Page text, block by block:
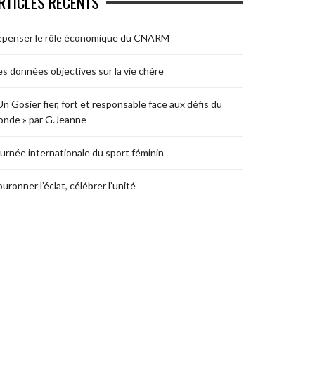
le rôle économique du CNARM
données objectives sur la vie chère
Gosier fier, fort et responsable face aux défis du
» par G.Jeanne
internationale du sport féminin
l’éclat, célébrer l’unité